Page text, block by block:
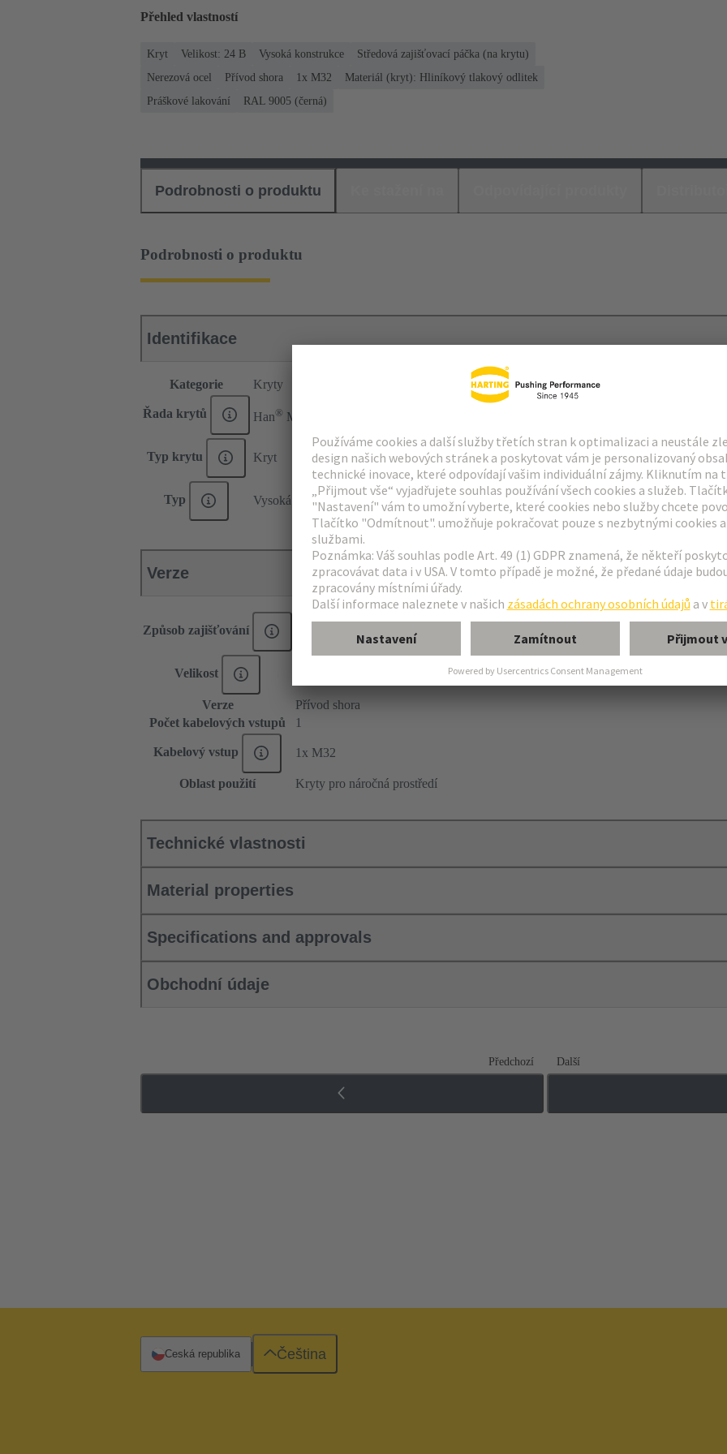
Přehled vlastností
Kryt Velikost: 24 B Vysoká konstrukce
Středová zajišťovací páčka (na krytu)
Nerezová ocel
Přívod shora 1x M32
Materiál (kryt): Hliníkový tlakový odlitek
Práškové lakování
RAL 9005 (černá)
Podrobnosti o produktu
Podrobnosti o produktu
Identifikace
Kategorie Kryty
Řada krytů Han® M
Typ krytu Kryt
Typ Vysoká konstrukce
Verze
Způsob zajišťování Středová zajišťovací páčka (na krytu)
Velikost
Verze
Přívod shora
Počet kabelových vstupů
1
Kabelový vstup 1x M32
Oblast použití Kryty pro náročná prostředí
Technické vlastnosti
Material properties
Specifications and approvals
Obchodní údaje
Předchozí Další
Česká republika Čeština